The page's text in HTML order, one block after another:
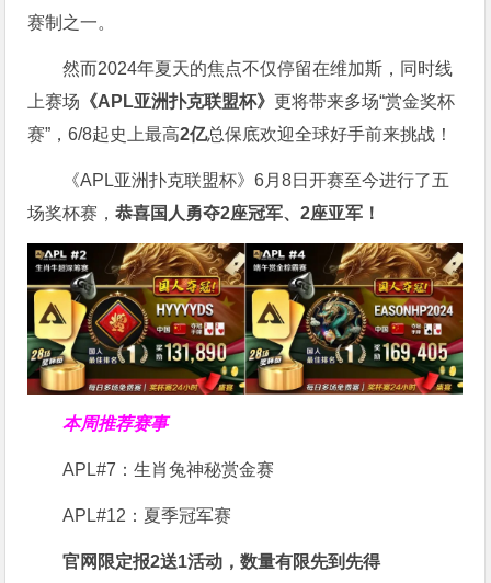
赛制之一。
然而2024年夏天的焦点不仅停留在维加斯，同时线
上赛场 《APL亚洲扑克联盟杯》更将带来多场“赏金奖杯
赛”，6/8起史上最高2亿总保底欢迎全球好手前来挑战！
《APL亚洲扑克联盟杯》6月8日开赛至今进行了五
场奖杯赛，恭喜国人勇夺2座冠军、2座亚军！
本周推荐赛事
APL#7：生肖兔神秘赏金赛
APL#12：夏季冠军赛
官网限定报2送1活动，数量有限先到先得